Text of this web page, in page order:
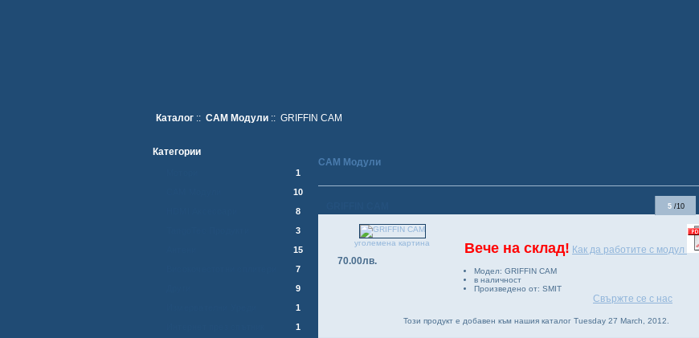
Каталог :: CAM Модули :: GRIFFIN CAM
Категории
1
10
8
3
15
7
9
1
1
CAM Модули
5/10
уголемена картина
70.00лв.
Вече на склад! Как да работите с модул
Модел: GRIFFIN CAM
в наличност
Произведено от: SMIT
Свържте се с нас
Този продукт е добавен към нашия каталог Tuesday 27 March, 2012.